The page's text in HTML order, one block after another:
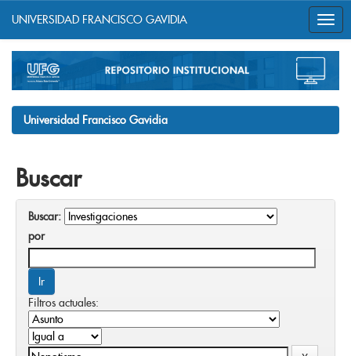
navigation
UNIVERSIDAD FRANCISCO GAVIDIA
Universidad Francisco Gavidia
Buscar
Buscar:
por
Filtros actuales: